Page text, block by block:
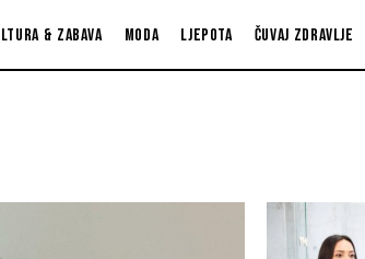
& zabava Moda Ljepota Čuvaj zdravlje